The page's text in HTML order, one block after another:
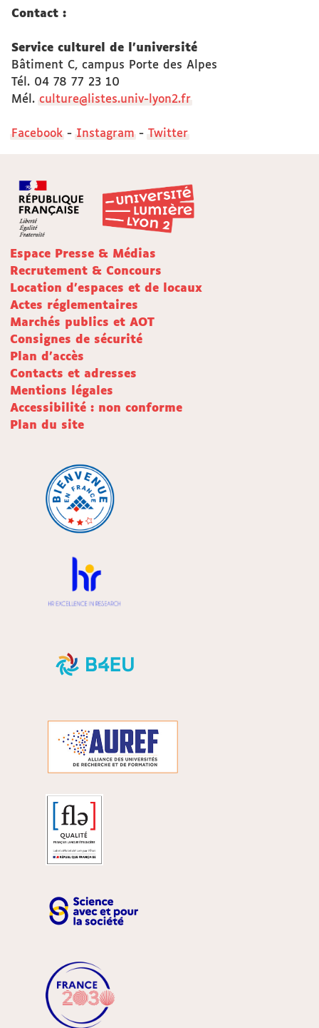
Contact :
Service culturel de l'université
Bâtiment C, campus Porte des Alpes
Tél. 04 78 77 23 10
Mél. culture@listes.univ-lyon2.fr
Facebook - Instagram - Twitter
Espace Presse & Médias
Recrutement & Concours
Location d'espaces et de locaux
Actes réglementaires
Marchés publics et AOT
Consignes de sécurité
Plan d'accès
Contacts et adresses
Mentions légales
Accessibilité : non conforme
Plan du site